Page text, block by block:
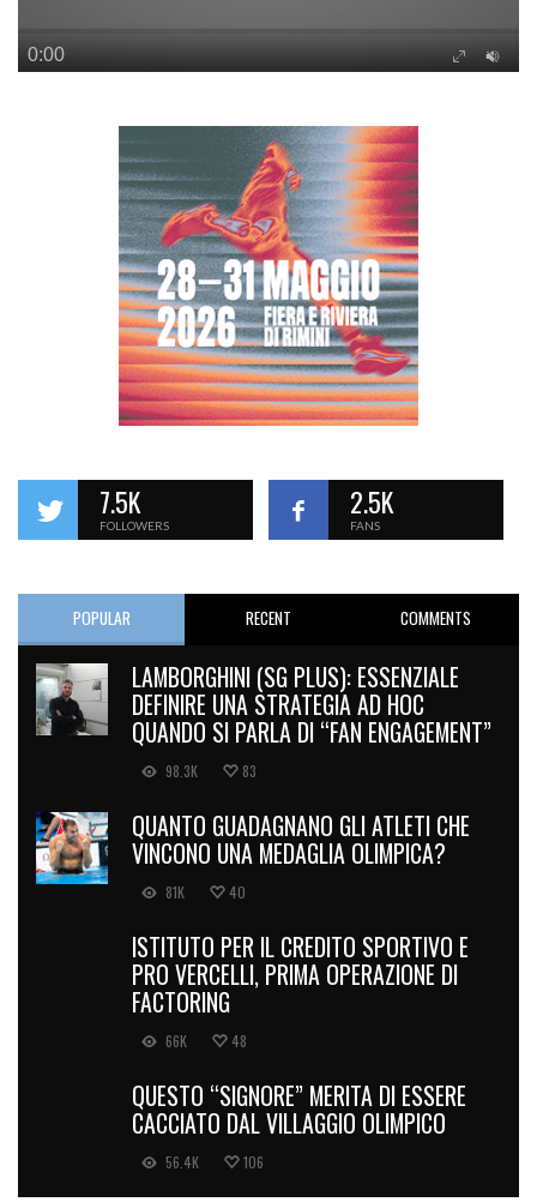
7.5K
FOLLOWERS
2.5K
FANS
POPULAR RECENT COMMENTS
LAMBORGHINI (SG PLUS): ESSENZIALE
DEFINIRE UNA STRATEGIA AD HOC
QUANDO SI PARLA DI “FAN ENGAGEMENT”
98.3K 83
QUANTO GUADAGNANO GLI ATLETI CHE
VINCONO UNA MEDAGLIA OLIMPICA?
81K 40
ISTITUTO PER IL CREDITO SPORTIVO E
PRO VERCELLI, PRIMA OPERAZIONE DI
FACTORING
66K 48
QUESTO “SIGNORE” MERITA DI ESSERE
CACCIATO DAL VILLAGGIO OLIMPICO
56.4K 106